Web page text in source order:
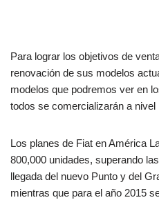
Para lograr los objetivos de
renovación de sus modelos
modelos que podremos ver en
todos se comercializarán a nivel
Los planes de Fiat en América
800,000 unidades, superando
llegada del nuevo Punto y del
mientras que para el año 2015